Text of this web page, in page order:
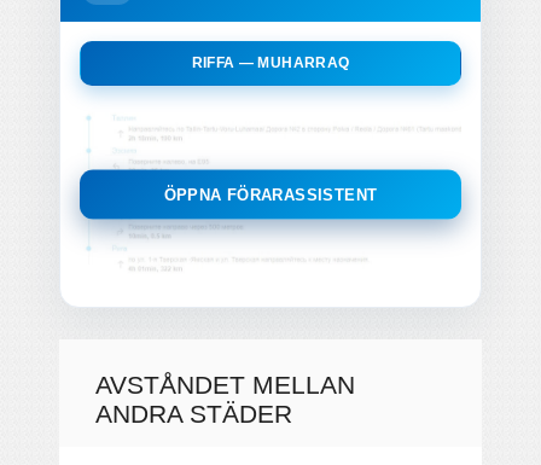
RIFFA — MUHARRAQ
ÖPPNA FÖRARASSISTENT
AVSTÅNDET MELLAN
ANDRA STÄDER